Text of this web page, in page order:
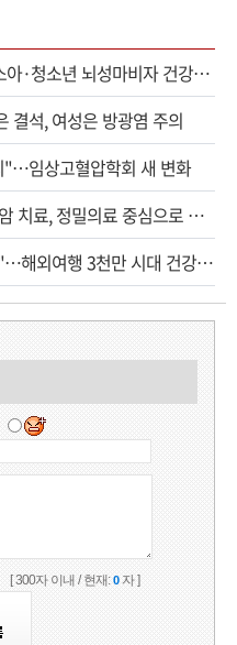
뇌성마비자 건강보험 확대 적용
결석, 여성은 방광염 주의
"…임상고혈압학회 새 변화
, 정밀의료 중심으로 진화
여행 3천만 시대 건강관리법
[ 300자 이내 / 현재:0자 ]